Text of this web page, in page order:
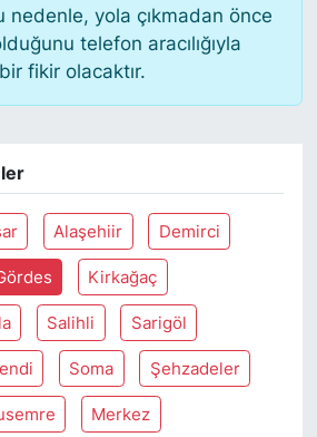
nedenle, yola çıkmadan önce
telefon aracılığıyla
fikir olacaktır.
Alaşehiir Demirci
Kirkağaç
Salihli Sarigöl
Soma Şehzadeler
Merkez
GÜNDEMİ